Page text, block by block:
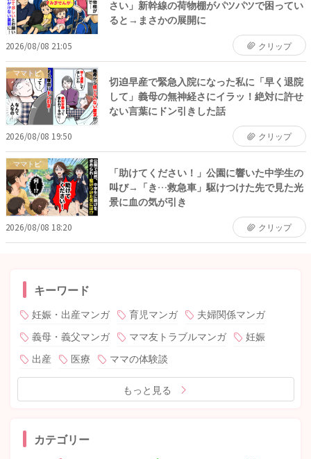
さい」新幹線の荷物棚がパツパツで困ってい
ると→まさかの展開に
2026/08/08 21:05 クリップ
ママトピ
切迫早産で緊急入院になった私に「早く退院
して」義母の無神経さにイラッ！絶対に許せ
ない言葉にドン引きした話
2026/08/08 19:50 クリップ
ママトピ
「助けてください！」公園に響いた中学生の
叫び→「き…救急車」駆けつけた先で見た光
景に血の気が引き
2026/08/08 18:20 クリップ
キーワード
妊娠・出産マンガ 育児マンガ
夫婦関係マンガ
義母・義父マンガ
ママ友トラブルマンガ
妊娠
出産
医療 ママの体験談
もっと見る
カテゴリー